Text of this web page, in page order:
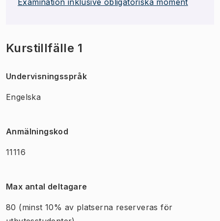
Kurstillfälle 1
Undervisningsspråk
Engelska
Anmälningskod
11116
Max antal deltagare
80 (minst 10% av platserna reserveras för